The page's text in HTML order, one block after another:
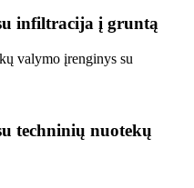
infiltracija į gruntą
techninių nuotekų